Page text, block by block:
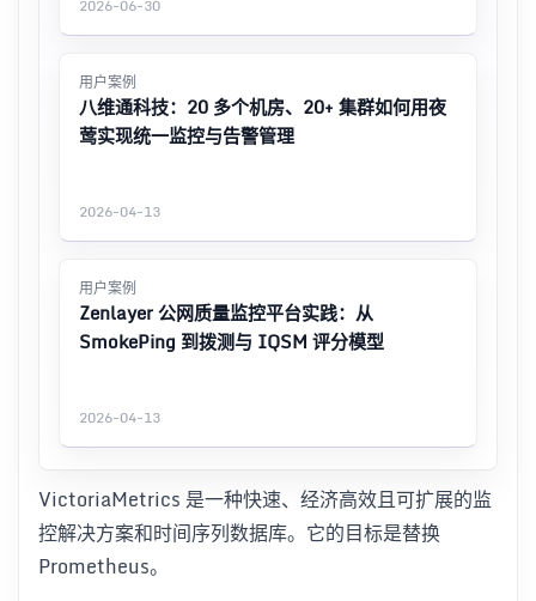
2026-06-30
用户案例
八维通科技：20 多个机房、20+ 集群如何用夜
莺实现统一监控与告警管理
2026-04-13
用户案例
Zenlayer 公网质量监控平台实践：从
SmokePing 到拨测与 IQSM 评分模型
2026-04-13
VictoriaMetrics 是一种快速、经济高效且可扩展的监
控解决方案和时间序列数据库。它的目标是替换
Prometheus。